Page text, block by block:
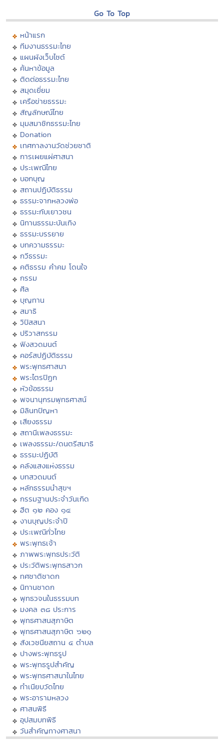
Go To Top
หน้าแรก
ทีมงานธรรมะไทย
แผนผังเว็บไซต์
ค้นหาข้อมูล
ติดต่อธรรมะไทย
สมุดเยี่ยม
เครือข่ายธรรมะ
สัญลักษณ์ไทย
มุมสมาชิกธรรมะไทย
Donation
เทศกาลงานวัดช่วยชาติ
การเผยแผ่ศาสนา
ประเพณีไทย
บอกบุญ
สถานปฏิบัติธรรม
ธรรมะจากหลวงพ่อ
ธรรมะกับเยาวชน
นิทานธรรมะบันเทิง
ธรรมะบรรยาย
บทความธรรมะ
กวีธรรมะ
คติธรรม คำคม โดนใจ
กรรม
ศีล
บุญทาน
สมาธิ
วิปัสสนา
ปริวาสกรรม
ฟังสวดมนต์
คอร์สปฏิบัติธรรม
พระพุทธศาสนา
พระไตรปิฏก
หัวข้อธรรม
พจนานุกรมพุทธศาสน์
มิลินทปัญหา
เสียงธรรม
สถานีเพลงธรรมะ
เพลงธรรมะ/ดนตรีสมาธิ
ธรรมะปฏิบัติ
คลังแสงแห่งธรรม
บทสวดมนต์
หลักธรรมนำสุขฯ
กรรมฐานประจำวันเกิด
ฮีต ๑๒ คอง ๑๔
งานบุญประจำปี
ประเพณีทั่วไทย
พระพุทธเจ้า
ภาพพระพุทธประวัติ
ประวัติพระพุทธสาวก
ทศชาติชาดก
นิทานชาดก
พุทธวจนในธรรมบท
มงคล ๓๘ ประการ
พุทธศาสนสุภาษิต
พุทธศาสนสุภาษิต ๖๒๑
สังเวชนียสถาน ๔ ตำบล
ปางพระพุทธรูป
พระพุทธรูปสำคัญ
พระพุทธศาสนาในไทย
ทำเนียบวัดไทย
พระอารามหลวง
ศาสนพิธี
อุปสมบทพิธี
วันสำคัญทางศาสนา